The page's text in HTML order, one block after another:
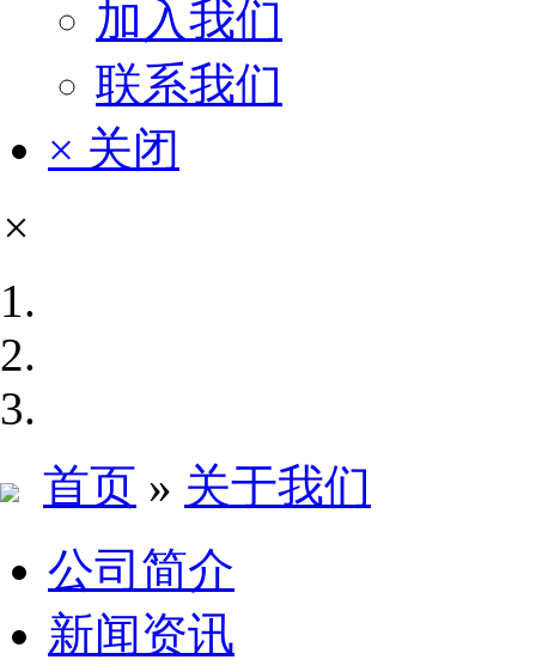
加入我们
联系我们
× 关闭
×
首页 » 关于我们
公司简介
新闻资讯